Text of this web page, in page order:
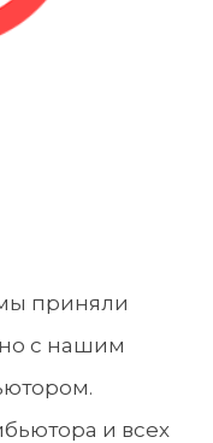
приняли
с нашим
и всех